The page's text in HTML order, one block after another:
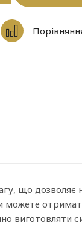
що дозволяє
виготовляти